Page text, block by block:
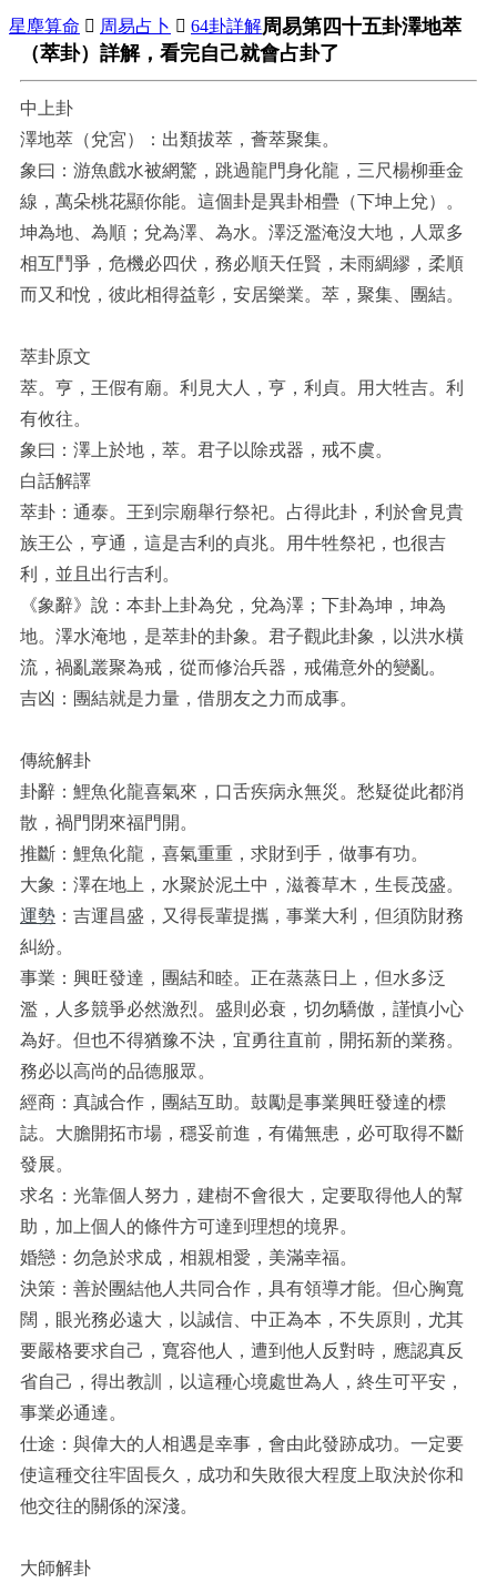
星塵算命  周易占卜  64卦詳解周易第四十五卦澤地萃
（萃卦）詳解，看完自己就會占卦了
中上卦
澤地萃（兌宮）：出類拔萃，薈萃聚集。
象曰：游魚戲水被網驚，跳過龍門身化龍，三尺楊柳垂金
線，萬朵桃花顯你能。這個卦是異卦相疊（下坤上兌）。
坤為地、為順；兌為澤、為水。澤泛濫淹沒大地，人眾多
相互鬥爭，危機必四伏，務必順天任賢，未雨綢繆，柔順
而又和悅，彼此相得益彰，安居樂業。萃，聚集、團結。
萃卦原文
萃。亨，王假有廟。利見大人，亨，利貞。用大牲吉。利
有攸往。
象曰：澤上於地，萃。君子以除戎器，戒不虞。
白話解譯
萃卦：通泰。王到宗廟舉行祭祀。占得此卦，利於會見貴
族王公，亨通，這是吉利的貞兆。用牛牲祭祀，也很吉
利，並且出行吉利。
《象辭》說：本卦上卦為兌，兌為澤；下卦為坤，坤為
地。澤水淹地，是萃卦的卦象。君子觀此卦象，以洪水橫
流，禍亂叢聚為戒，從而修治兵器，戒備意外的變亂。
吉凶：團結就是力量，借朋友之力而成事。
傳統解卦
卦辭：鯉魚化龍喜氣來，口舌疾病永無災。愁疑從此都消
散，禍門閉來福門開。
推斷：鯉魚化龍，喜氣重重，求財到手，做事有功。
大象：澤在地上，水聚於泥土中，滋養草木，生長茂盛。
運勢 ：吉運昌盛，又得長輩提攜，事業大利，但須防財務
糾紛。
事業：興旺發達，團結和睦。正在蒸蒸日上，但水多泛
濫，人多競爭必然激烈。盛則必衰，切勿驕傲，謹慎小心
為好。但也不得猶豫不決，宜勇往直前，開拓新的業務。
務必以高尚的品德服眾。
經商：真誠合作，團結互助。鼓勵是事業興旺發達的標
誌。大膽開拓市場，穩妥前進，有備無患，必可取得不斷
發展。
求名：光靠個人努力，建樹不會很大，定要取得他人的幫
助，加上個人的條件方可達到理想的境界。
婚戀：勿急於求成，相親相愛，美滿幸福。
決策：善於團結他人共同合作，具有領導才能。但心胸寬
闊，眼光務必遠大，以誠信、中正為本，不失原則，尤其
要嚴格要求自己，寬容他人，遭到他人反對時，應認真反
省自己，得出教訓，以這種心境處世為人，終生可平安，
事業必通達。
仕途：與偉大的人相遇是幸事，會由此發跡成功。一定要
使這種交往牢固長久，成功和失敗很大程度上取決於你和
他交往的關係的深淺。
大師解卦